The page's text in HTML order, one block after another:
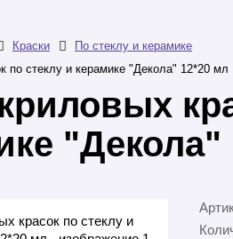
Краски
По стеклу и керамике
по стеклу и керамике "Декола" 12*20 мл
"Декола"